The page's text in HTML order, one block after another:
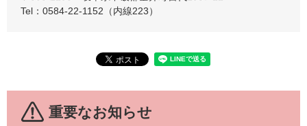
Tel：0584-22-1152（内線223）
重要なお知らせ